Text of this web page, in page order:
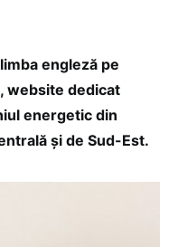
engleză pe
, website dedicat
energetic din
și de Sud-Est.